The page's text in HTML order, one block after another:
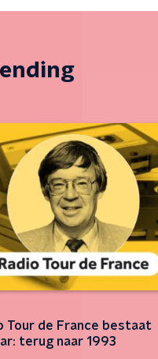
Tour de France bestaat
terug naar 1993